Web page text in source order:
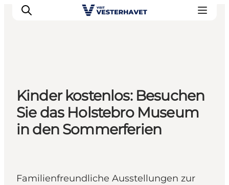
Events
Erlebnisse
Unsere Städte
Essen & Übernachtung
Kinder kostenlos: Besuchen
Sie das Holstebro Museum
in den Sommerferien
Familienfreundliche Ausstellungen zur